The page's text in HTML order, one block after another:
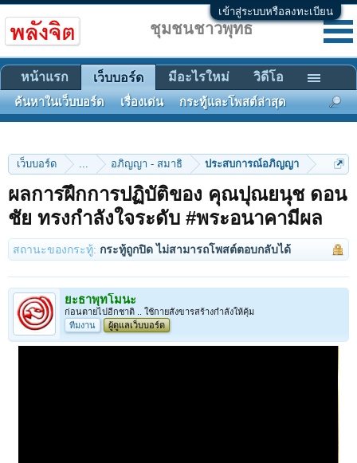
เข้าสู่ระบบหรือลงทะเบียน
เว็บบอร์ด ... อภิญญา - สมาธิ ประสบการณ์อภิญญา
ผลการฝึกการปฏิบัติของ คุณปุณยนุช ดอน
ชัย ทรงกำลังใจระดับ #พระอนาคามีผล
สถานะของกระทู้: กระทู้ถูกปิด ไม่สามารถโพสต์ตอบกลับได้
ยะธาพุทโมนะ
ก่อนตายไปอีกชาติ .. ใช้กายสังขารสร้างกำลังให้คุ้ม
ทีมงาน
ผู้ดูแลเว็บบอร์ด
ชุมชนชาวพุทธ
หน้าแรก เว็บบอร์ด
ค้นหาในเว็บบอร์ด เรื่องเด่น กระทู้และโพสต์ล่าสุด
มีอะไรใหม่ วิดีโอ